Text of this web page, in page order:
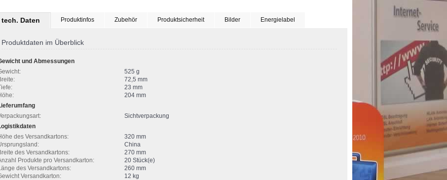
tech. Daten Produktinfos Zubehör Produktsicherheit Bilder Energielabel
Produktdaten im Überblick
und Abmessungen
525 g
72,5 mm
23 mm
204 mm
Sichtverpackung
des Versandkartons:
320 mm
China
des Versandkartons:
270 mm
Produkte pro Versandkarton:
20 Stück(e)
des Versandkartons:
260 mm
Versandkarton:
12 kg